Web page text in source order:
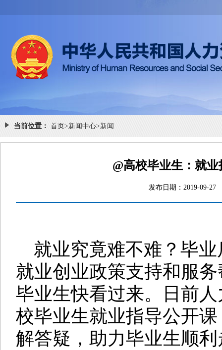
当前位置： 首页>新闻中心>新闻
@高校毕业生：就
发布日期：
就业究竟难不难？毕业
就业创业政策支持和服
毕业生快看过来。日前
校毕业生就业指导公开
解答疑，助力毕业生顺